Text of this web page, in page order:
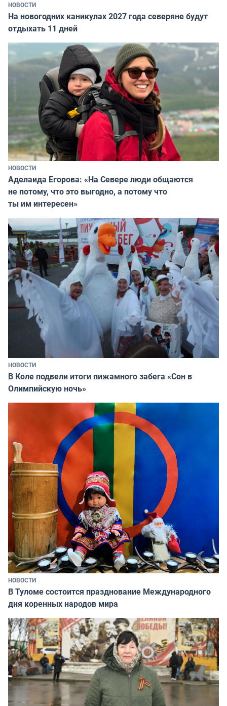
НОВОСТИ
На новогодних каникулах 2027 года северяне будут
отдыхать 11 дней
НОВОСТИ
Аделаида Егорова: «На Севере люди общаются
не потому, что это выгодно, а потому что
ты им интересен»
НОВОСТИ
В Коле подвели итоги пижамного забега «Сон в
Олимпийскую ночь»
НОВОСТИ
В Туломе состоится празднование Международного
дня коренных народов мира